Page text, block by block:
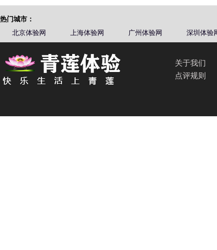
热门城市：
北京体验网
上海体验网 广州体验网 深圳体验
关于我们
点评规则